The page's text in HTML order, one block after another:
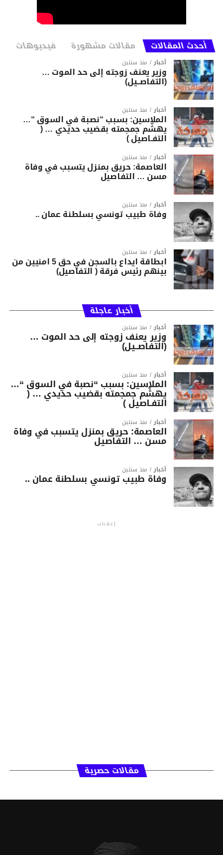
أحدث المقالات مقالات مشهورة فيديوهات
أخبار منذ سنتين
وزير يعنف زوجته إلى حد الموت …
(التفاصــيل)
أخبار منذ سنتين
الملاسين: بسبب “نصبة في السوق “…
يهشّم جمجمته بقضيب حديدي … (
التفـاصيل )
أخبار منذ سنتين
العاصمة: حريق بمنزل يتسبب في وفاة
مسن … التفاصيل
أخبار منذ سنتين
وفاة طبيب تونسي بسلطنة عمان ..
أخبار منذ سنتين
ابطاقة ايداع بالسجن في حق 5 امنيين من
بينهم رئيس فرقة ( التفاصيل)
أخبار عاجلة
أخبار منذ سنتين
وزير يعنف زوجته إلى حد الموت …
(التفاصــيل)
أخبار منذ سنتين
الملاسين: بسبب “نصبة في السوق “…
يهشّم جمجمته بقضيب حديدي … (
التفـاصيل )
أخبار منذ سنتين
العاصمة: حريق بمنزل يتسبب في وفاة
مسن … التفاصيل
أخبار منذ سنتين
وفاة طبيب تونسي بسلطنة عمان ..
إعلانات
مقالات حصرية